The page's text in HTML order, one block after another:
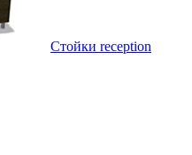
Стойки reception